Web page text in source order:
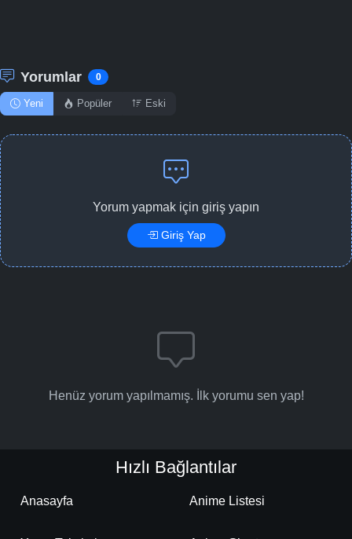
Yorumlar 0
Yeni Popüler Eski
Yorum yapmak için giriş yapın
Giriş Yap
Henüz yorum yapılmamış. İlk yorumu sen yap!
Hızlı Bağlantılar
Anasayfa Anime Listesi